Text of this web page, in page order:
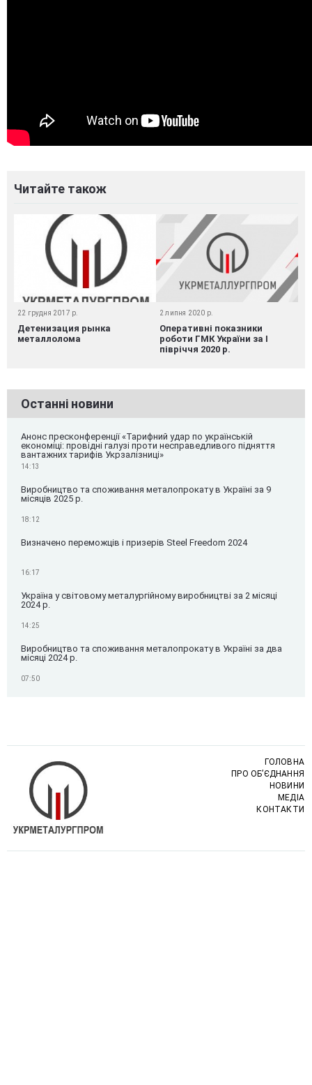
Читайте також
22 грудня 2017 р.
Детенизация рынка
металлолома
2 липня 2020 р.
Оперативні показники
роботи ГМК України за І
півріччя 2020 р.
Останні новини
Анонс пресконференції «Тарифний удар по українській
економіці: провідні галузі проти несправедливого підняття
вантажних тарифів Укрзалізниці»
14:13
Виробництво та споживання металопрокату в Україні за 9
місяців 2025 р.
18:12
Визначено переможців і призерів Steel Freedom 2024
16:17
Україна у світовому металургійному виробництві за 2 місяці
2024 р.
14:25
Виробництво та споживання металопрокату в Україні за два
місяці 2024 р.
07:50
ГОЛОВНА
ПРО ОБ’ЄДНАННЯ
НОВИНИ
МЕДІА
КОНТАКТИ